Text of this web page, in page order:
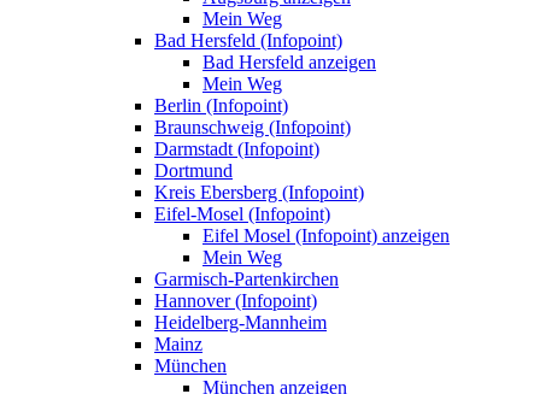
Mein Weg
Bad Hersfeld (Infopoint)
Bad Hersfeld anzeigen
Mein Weg
Berlin (Infopoint)
Braunschweig (Infopoint)
Darmstadt (Infopoint)
Dortmund
Kreis Ebersberg (Infopoint)
Eifel-Mosel (Infopoint)
Eifel Mosel (Infopoint) anzeigen
Mein Weg
Garmisch-Partenkirchen
Hannover (Infopoint)
Heidelberg-Mannheim
Mainz
München
München anzeigen